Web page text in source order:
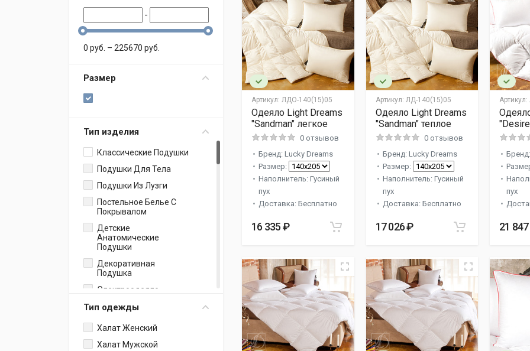
-
0 pуб. – 225670 pуб.
Размер
Тип изделия
Классические Подушки
Подушки Для Тела
Подушки Из Лузги
Постельное Белье С
Покрывалом
Детские
Анатомические
Подушки
Декоративная
Подушка
Электроодеяло
Простыня
Наволочки
Полотенца Для Пляжа
Тип одежды
Халат Женский
Халат Мужской
Артикул: ЛДО-140(15)05
Одеяло Light Dreams
"Sandman" легкое
0 отзывов
Бренд: Lucky Dreams
Размер:
Наполнитель: Гусиный
пух
Доставка: Бесплатно
16 335 ₽
Артикул: ЛД-140(15)05
Одеяло Light Dreams
"Sandman" теплое
0 отзывов
Бренд: Lucky Dreams
Размер:
Наполнитель: Гусиный
пух
Доставка: Бесплатно
17 026 ₽
Артикул:
пух
21